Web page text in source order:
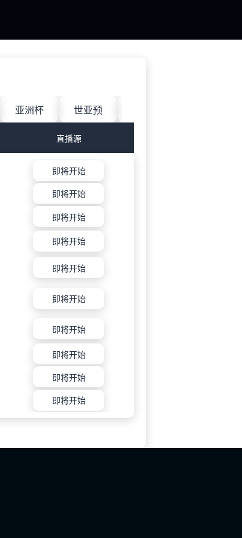
亚洲杯 世亚预
直播源
即将开始
即将开始
即将开始
即将开始
即将开始
即将开始
即将开始
即将开始
即将开始
即将开始